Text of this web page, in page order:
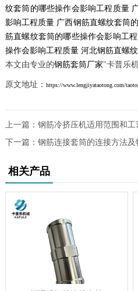
纹套筒的哪些操作会影响工程质量
影响工程质量 广西​钢筋直螺纹套筒
筋直螺纹套筒的哪些操作会影响工
操作会影响工程质量 河北​钢筋直螺
本文由专业的钢筋套筒厂家"卡普乐
原文地址： https://www.lengjiyataotong.com/
上一篇： 钢筋冷挤压机适用范围和工
下一篇： 钢筋连接套筒的连接方法及
相关产品